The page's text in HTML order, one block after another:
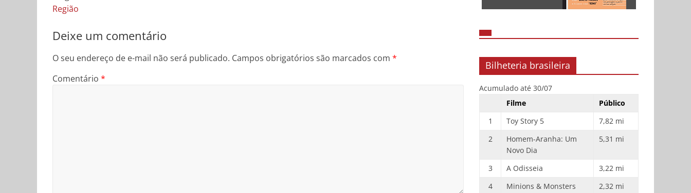
Região
Deixe um comentário
O seu endereço de e-mail não será publicado. Campos obrigatórios são marcados com *
Comentário *
Bilheteria brasileira
Acumulado até 30/07
Filme
Público
1
Toy Story 5
7,82 mi
2
Homem-Aranha: Um
Novo Dia
5,31 mi
3 A Odisseia
3,22 mi
4
Minions & Monsters
2,32 mi